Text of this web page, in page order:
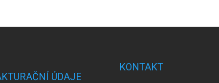
ÚDAJE
KONTAKT